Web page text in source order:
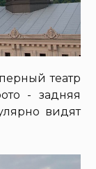
театр
- задняя
видят